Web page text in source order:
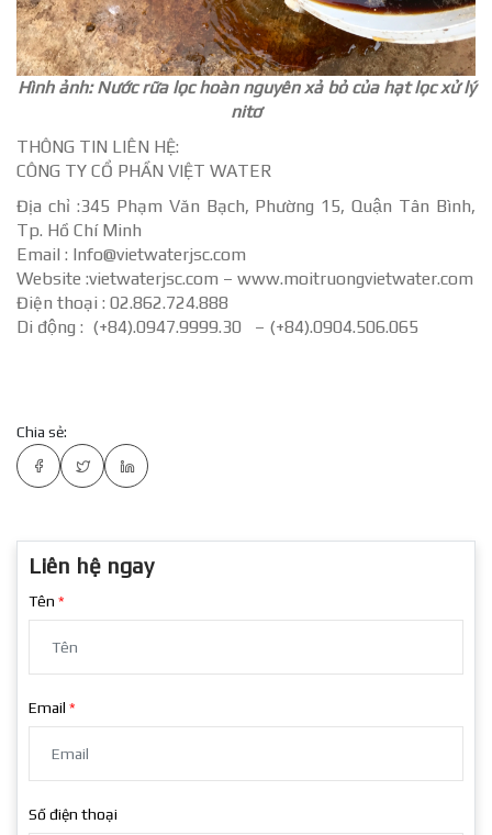
Hình ảnh: Nước rữa lọc hoàn nguyên xả bỏ của hạt lọc xử lý
nitơ
THÔNG TIN LIÊN HỆ:
CÔNG TY CỔ PHẦN VIỆT WATER
Địa chỉ :345 Phạm Văn Bạch, Phường 15, Quận Tân Bình,
Tp. Hồ Chí Minh
Email : Info@vietwaterjsc.com
Website :vietwaterjsc.com – www.moitruongvietwater.com
Điện thoại : 02.862.724.888
Di động : (+84).0947.9999.30 – (+84).0904.506.065
Chia sẻ:
Liên hệ ngay
Tên
Email
Số điện thoại